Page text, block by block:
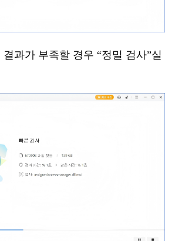
결과가 부족할 경우 “정밀 검사”실